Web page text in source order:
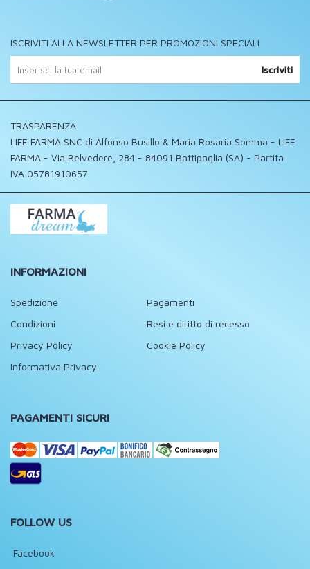
ISCRIVITI ALLA NEWSLETTER PER PROMOZIONI SPECIALI
Iscriviti
TRASPARENZA
LIFE FARMA SNC di Alfonso Busillo & Maria Rosaria Somma - LIFE
FARMA - Via Belvedere, 284 - 84091 Battipaglia (SA) - Partita
IVA 05781910657
INFORMAZIONI
Spedizione
Pagamenti
Condizioni
Resi e diritto di recesso
Privacy Policy
Cookie Policy
Informativa Privacy
PAGAMENTI SICURI
FOLLOW US
Facebook